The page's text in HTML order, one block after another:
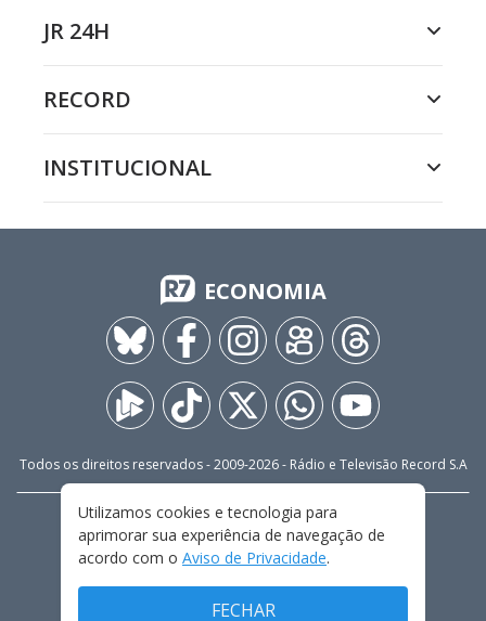
JR 24H
RECORD
INSTITUCIONAL
ECONOMIA
Todos os direitos reservados - 2009-2026- Rádio e Televisão Record S.A
FALE CONOSCO
PRIVACIDADE
TERMOS E CONDIÇÕES DE USO
Utilizamos cookies e tecnologia para
aprimorar sua experiência de navegação de
acordo com o Aviso de Privacidade.
FECHAR